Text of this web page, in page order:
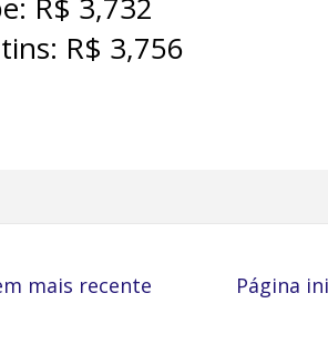
R$ 3,756
mais recente Página